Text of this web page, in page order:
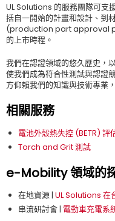
UL Solutions 的服務團隊可支
括自一開始的計畫和設計、到
(production part approval
的上市時程。
我們在認證領域的悠久歷史，
使我們成為符合性測試與認證
方仰賴我們的知識與技術專業
相關服務
電池外殼熱失控 (BETR) 評
Torch and Grit 測試
e-Mobility 領域的
在地資源 | UL Solutions 在
串流研討會 | 電動車充電系